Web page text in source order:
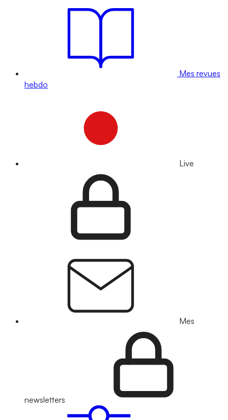
Mes revues
hebdo
Live
Mes
newsletters